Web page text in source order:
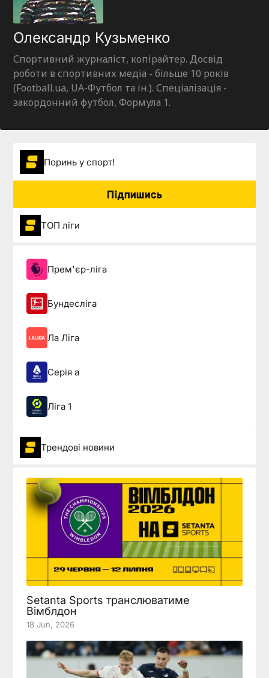
Олександр Кузьменко
Спортивний журналіст, копірайтер. Досвід
роботи в спортивних медіа - більше 10 років
(Football.ua, UA-Футбол та ін.). Спеціалізація -
закордонний футбол, Формула 1.
Поринь у спорт!
Підпишись
ТОП ліги
Прем'єр-ліга
Бундесліга
Ла Ліга
Серія а
Ліга 1
Трендові новини
Setanta Sports транслюватиме
Вімблдон
18 Jun, 2026